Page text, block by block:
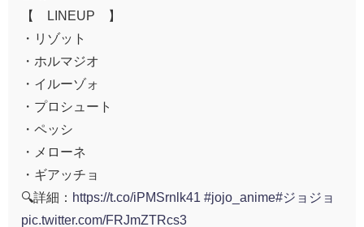
【 LINEUP 】
・リゾット
・ホルマジオ
・イルーゾォ
・プロシュート
・ペッシ
・メローネ
・ギアッチョ
🔍詳細： https://t.co/iPMSrnlk41 #jojo_anime#ジョジョ
pic.twitter.com/FRJmZTRcs3